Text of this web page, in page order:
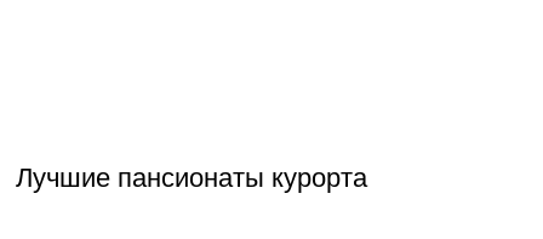
Лучшие пансионаты курорта